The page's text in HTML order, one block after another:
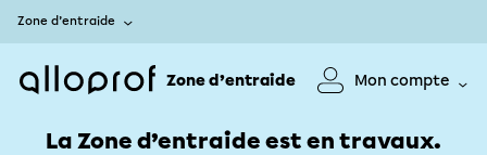
Zone d’entraide
Zone d’entraide Mon compte
La Zone d’entraide est en travaux.